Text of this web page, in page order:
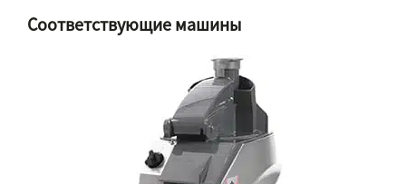
Соответствующие машины